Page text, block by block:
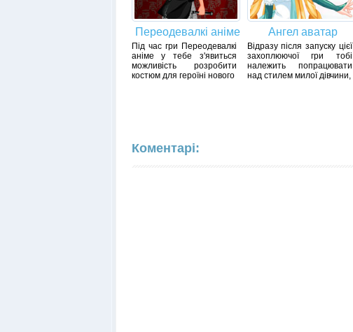
Переодевалкі аніме
Під час гри Переодевалкі
аніме у тебе з'явиться
можливість розробити
костюм для героїні нового
Ангел аватар
Відразу після запуску цієї
захоплюючої гри тобі
належить попрацювати
над стилем милої дівчини,
Коментарі: